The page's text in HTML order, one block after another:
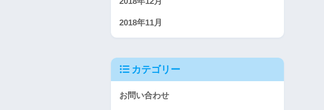
2018年11月
カテゴリー
お問い合わせ